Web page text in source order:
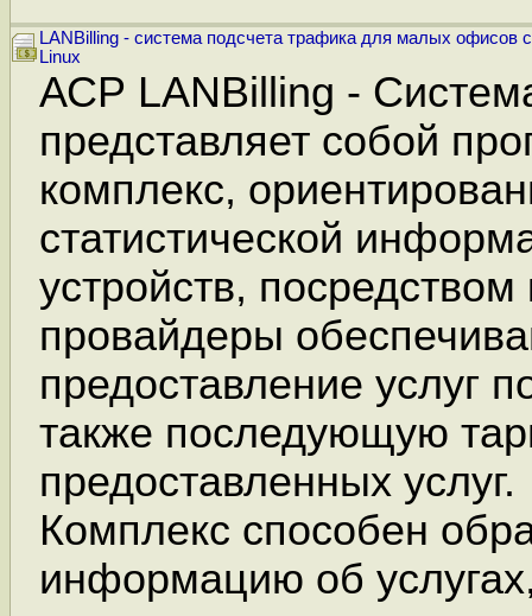
LANBilling - система подсчета трафика для малых офисов
Linux
АСР LANBilling -
представляет собой
комплекс,
статистической
устройств,
провайдеры
предоставление услуг
также последующую
предоставленных услуг.
Комплекс способен
информацию об